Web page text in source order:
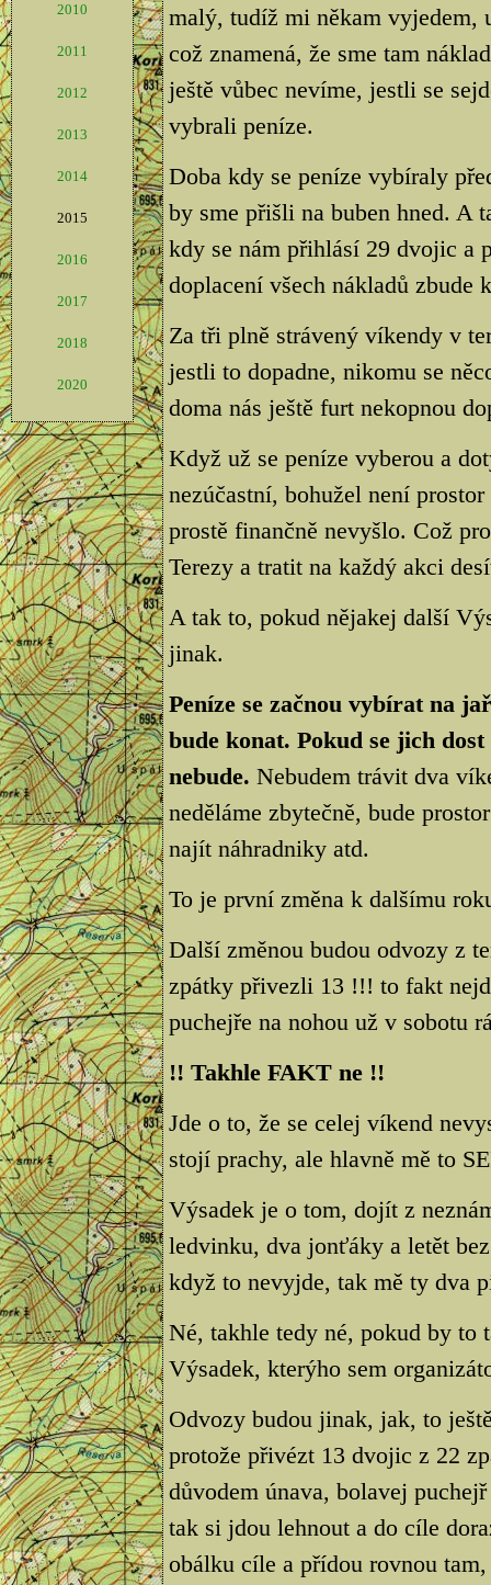
2010
2011
2012
2013
2014
2015
2016
2017
2018
2020
malý, tudíž mi někam vyjedem,
což znamená, že sme tam
ještě vůbec nevíme, jestli se
vybrali peníze.
Doba kdy se peníze vybíraly
by sme přišli na buben hned. A
kdy se nám přihlásí 29 dvojic a
doplacení všech nákladů zbude
Za tři plně strávený víkendy v
jestli to dopadne, nikomu se
doma nás ještě furt nekopnou
Když už se peníze vyberou a
nezúčastní, bohužel není
prostě finančně nevyšlo. Což
Terezy a tratit na každý akci
A tak to, pokud nějakej další
jinak.
Peníze se začnou vybírat na
bude konat. Pokud se jich
nebude. Nebudem trávit dva
neděláme zbytečně, bude
najít náhradniky atd.
To je první změna k dalšímu
Další změnou budou odvozy z
zpátky přivezli 13 !!! to fakt
puchejře na nohou už v sobotu
!! Takhle FAKT ne !!
Jde o to, že se celej víkend
stojí prachy, ale hlavně mě to
Výsadek je o tom, dojít z
ledvinku, dva jonťáky a letět
když to nevyjde, tak mě ty dva
Né, takhle tedy né, pokud by to
Výsadek, kterýho sem
Odvozy budou jinak, jak, to
protože přivézt 13 dvojic z 22
důvodem únava, bolavej
tak si jdou lehnout a do cíle
obálku cíle a přídou rovnou